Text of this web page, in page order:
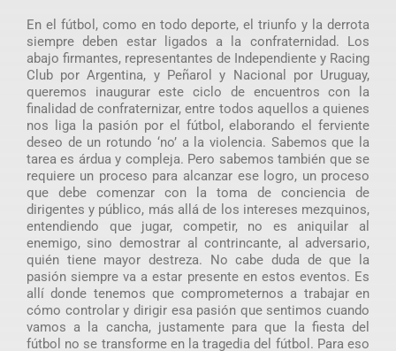
En el fútbol, como en todo deporte, el triunfo y la derrota
siempre deben estar ligados a la confraternidad. Los
abajo firmantes, representantes de Independiente y Racing
Club por Argentina, y Peñarol y Nacional por Uruguay,
queremos inaugurar este ciclo de encuentros con la
finalidad de confraternizar, entre todos aquellos a quienes
nos liga la pasión por el fútbol, elaborando el ferviente
deseo de un rotundo ‘no’ a la violencia. Sabemos que la
tarea es árdua y compleja. Pero sabemos también que se
requiere un proceso para alcanzar ese logro, un proceso
que debe comenzar con la toma de conciencia de
dirigentes y público, más allá de los intereses mezquinos,
entendiendo que jugar, competir, no es aniquilar al
enemigo, sino demostrar al contrincante, al adversario,
quién tiene mayor destreza. No cabe duda de que la
pasión siempre va a estar presente en estos eventos. Es
allí donde tenemos que comprometernos a trabajar en
cómo controlar y dirigir esa pasión que sentimos cuando
vamos a la cancha, justamente para que la fiesta del
fútbol no se transforme en la tragedia del fútbol. Para eso